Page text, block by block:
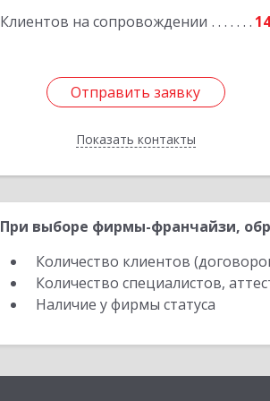
Клиентов на сопровождении
Отправить заявку
Показать контакты
Подробнее
Отправить заявку
Назад
При выборе фирмы-франчайзи,
Количество клиентов
Количество специалистов,
Наличие у фирмы статуса